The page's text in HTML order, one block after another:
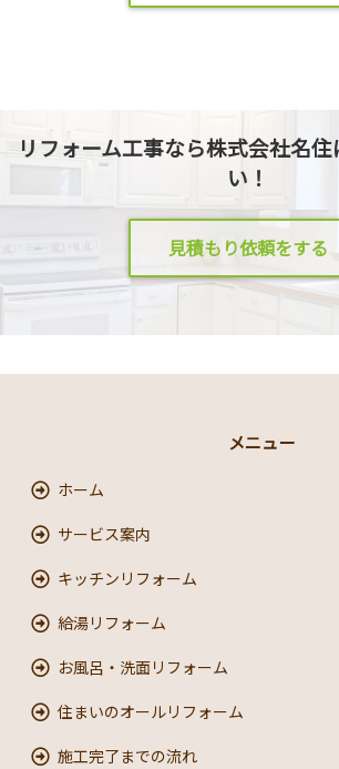
リフォーム工事なら株式会社名
い！
見積もり依頼をする
メニュー
ホーム
サービス案内
キッチンリフォーム
給湯リフォーム
お風呂・洗面リフォーム
住まいのオールリフォーム
施工完了までの流れ